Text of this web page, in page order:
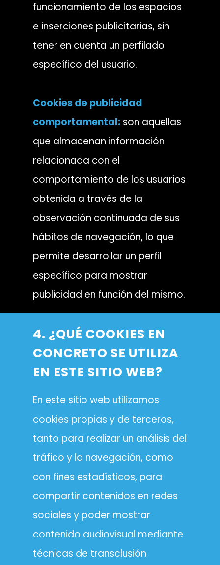
funcionamiento de los espacios
e inserciones publicitarias, sin
tener en cuenta un perfilado
específico del usuario.
Cookies de publicidad
comportamental: son aquellas
que almacenan información
relacionada con el
comportamiento de los usuarios
obtenida a través de la
observación continuada de sus
hábitos de navegación, lo que
permite desarrollar un perfil
específico para mostrar
publicidad en función del mismo.
4. ¿QUÉ COOKIES EN
CONCRETO SE UTILIZA
EN ESTE SITIO WEB?
En este sitio web utilizamos
cookies propias y de terceros,
tanto para realizar un análisis del
tráfico y la navegación, como
con fines estadísticos, para
compartir contenidos en redes
sociales y poder mostrar
contenido audiovisual mediante
técnicas de transclusión